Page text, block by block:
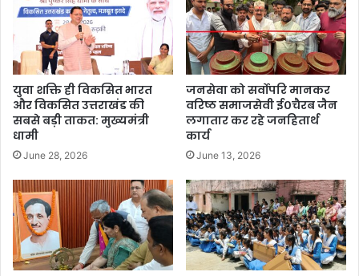
युवा शक्ति ही विकसित भारत
और विकसित उत्तराखंड की
सबसे बड़ी ताकत: मुख्यमंत्री
धामी
June 28, 2026
जनसेवा को सर्वोपरि मानकर
वरिष्ठ समाजसेवी ई०चैरब जैन
लगातार कर रहे जनहितार्थ
कार्य
June 13, 2026